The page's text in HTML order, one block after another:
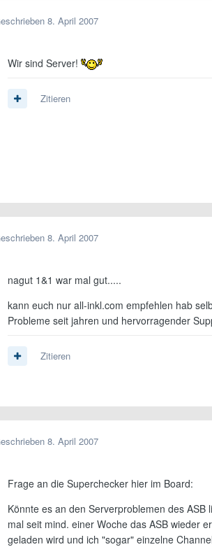
8. April 2007
Wir sind Server!
Zitieren
8. April 2007
nagut 1&1 war mal gut.....
kann euch nur all-inkl.com empfehlen hab
Probleme seit jahren und hervorragender
Zitieren
8. April 2007
Frage an die Superchecker hier im Board:
Könnte es an den Serverproblemen des ASB
mal seit mind. einer Woche das ASB wieder
geladen wird und ich "sogar" einzelne